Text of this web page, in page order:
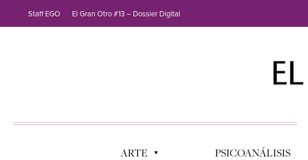
Staff EGO El Gran Otro #13 – Dossier Digital
ARTE PSICOANÁLISIS